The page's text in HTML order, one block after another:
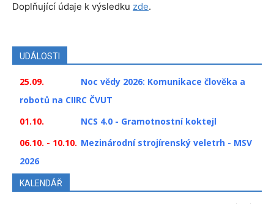
Doplňující údaje k výsledku zde.
UDÁLOSTI
25.09.
Noc vědy 2026: Komunikace člověka a
robotů na CIIRC ČVUT
01.10.
NCS 4.0 - Gramotnostní koktejl
06.10. - 10.10. Mezinárodní strojírenský veletrh - MSV
2026
KALENDÁŘ